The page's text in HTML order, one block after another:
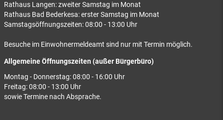
Rathaus Langen: zweiter Samstag im Monat
Rathaus Bad Bederkesa: erster Samstag im Monat
Samstagsöffnungszeiten: 08:00 - 13:00 Uhr
Besuche im Einwohnermeldeamt sind nur mit Termin möglich.
Allgemeine Öffnungszeiten (außer Bürgerbüro)
Montag - Donnerstag: 08:00 - 16:00 Uhr
Freitag: 08:00 - 13:00 Uhr
sowie Termine nach Absprache.